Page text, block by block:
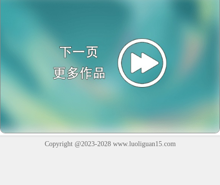
Copyright @2023-2028 www.luoliguan15.com